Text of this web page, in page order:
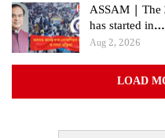
ASSAM | The
has started in…
Aug 2, 2026
LOAD